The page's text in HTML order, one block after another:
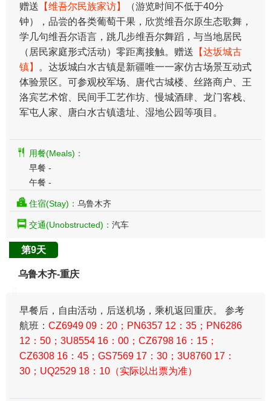
赠送 【维吾尔民族家访】
（游览时间不低于40分
钟），品尝的各类葡萄干果，欣赏维吾尔原生态歌舞，
学几句维吾尔语言，跳几步维吾尔舞蹈，与当地居民
（居民家庭形式活动）零距离接触。赠送 【达坂城古
镇】
。达坂城白水古镇是新疆唯一一家仿古场景互动式
体验景区。可参观校军场、唐代古城楼、丝路商户、王
洛宾艺术馆、民间手工艺作坊、慢城酒肆、龙门客栈、
军屯人家、唐白水古镇遗址、湿地公园等项目。
用餐(Meals)：
早餐 -
午餐 -
住宿(Stay)： 乌鲁木齐
交通(Unobstructed)： 汽车
第9天
乌鲁木齐-重庆
​早餐后，自由活动，后送机场，乘机返回重庆。 参考
航班： CZ6949 09：20；PN6357 12：35；PN6286
12：50；3U8554 16：00；CZ6798 16：15；
CZ6308 16：45；GS7569 17：30；3U8760 17：
30；UQ2529 18：10（实际以出票为准）